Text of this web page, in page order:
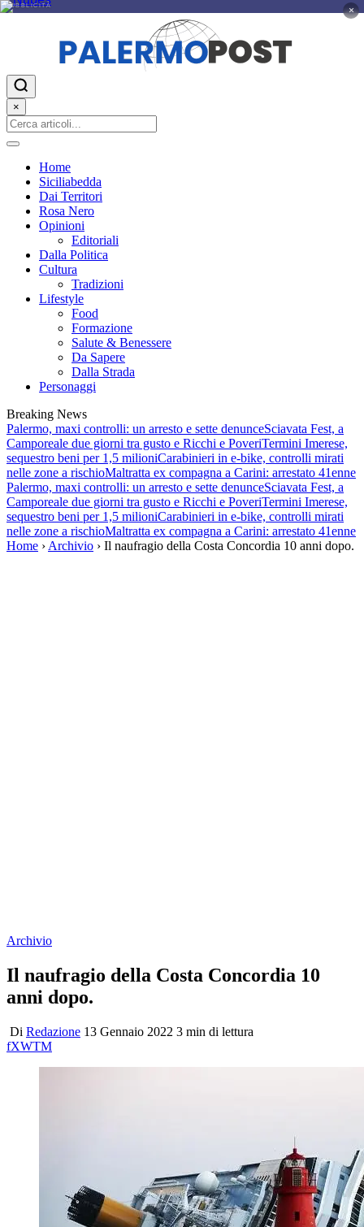
PUBBLICITÀ ×
×
Home
Siciliabedda
Dai Territori
Rosa Nero
Opinioni
Editoriali
Dalla Politica
Cultura
Tradizioni
Lifestyle
Food
Formazione
Salute & Benessere
Da Sapere
Dalla Strada
Personaggi
Breaking News
Palermo, maxi controlli: un arresto e sette denunceSciavata Fest, a
Camporeale due giorni tra gusto e Ricchi e PoveriTermini Imerese,
sequestro beni per 1,5 milioniCarabinieri in e-bike, controlli mirati
nelle zone a rischioMaltratta ex compagna a Carini: arrestato 41enne
Palermo, maxi controlli: un arresto e sette denunceSciavata Fest, a
Camporeale due giorni tra gusto e Ricchi e PoveriTermini Imerese,
sequestro beni per 1,5 milioniCarabinieri in e-bike, controlli mirati
nelle zone a rischioMaltratta ex compagna a Carini: arrestato 41enne
Home › Archivio › Il naufragio della Costa Concordia 10 anni dopo.
Archivio
Il naufragio della Costa Concordia 10
anni dopo.
Di Redazione 13 Gennaio 2022 3 min di lettura
fXWTM